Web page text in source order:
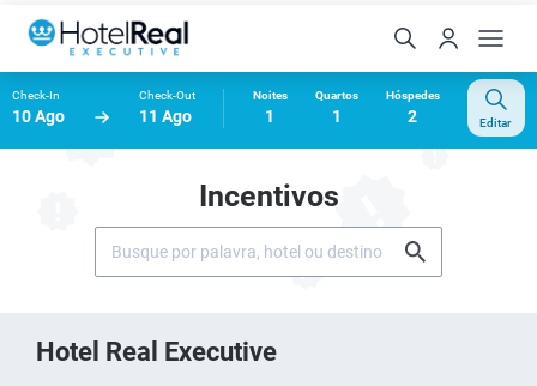
Check-In
10 Ago
Check-Out
11 Ago
Noites
1
Quartos
1
Hóspedes
2 Editar
Incentivos
Hotel Real Executive